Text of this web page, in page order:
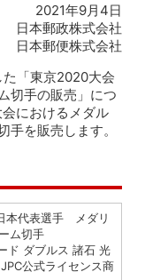
2021年9月4日
日本郵政株式会社
日本郵便株式会社
「東京2020大会
切手の販売」につ
におけるメダル
を販売します。
本代表選手 メダリ
ム切手
ド ダブルス 諸石 光
公式ライセンス商